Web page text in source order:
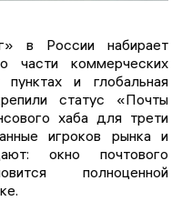
в России набирает
части коммерческих
и глобальная
статус «Почты
хаба для трети
игроков рынка и
окно почтового
полноценной